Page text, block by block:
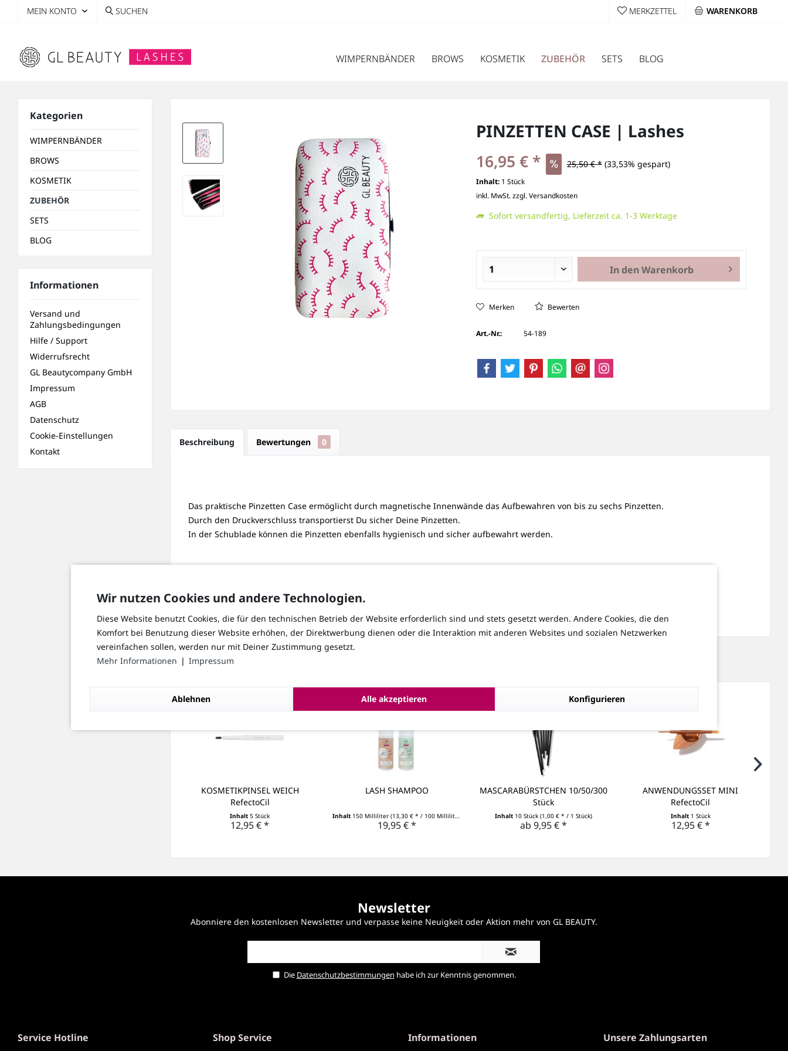
Wir nutzen Cookies und andere Technologien.
Diese Website benutzt Cookies, die für den technischen Betrieb der Website erforderlich sind und stets gesetzt werden. Andere Cookies, die den
Komfort bei Benutzung dieser Website erhöhen, der Direktwerbung dienen oder die Interaktion mit anderen Websites und sozialen Netzwerken
vereinfachen sollen, werden nur mit Deiner Zustimmung gesetzt.
Mehr Informationen ❘ Impressum
Ablehnen Alle akzeptieren Konfigurieren
WARENKORB
MERKZETTEL
MEIN KONTO SUCHEN
WIMPERNBÄNDER BROWS KOSMETIK ZUBEHÖR SETS BLOG
Kategorien
WIMPERNBÄNDER
BROWS
KOSMETIK
ZUBEHÖR
SETS
BLOG
Informationen
Versand und
Zahlungsbedingungen
Hilfe / Support
Widerrufsrecht
GL Beautycompany GmbH
Impressum
AGB
Datenschutz
Cookie-Einstellungen
Kontakt
PINZETTEN CASE | Lashes
16,95 € * 25,50 € * (33,53% gespart)
Inhalt: 1 Stück
inkl. MwSt.zzgl. Versandkosten
Sofort versandfertig, Lieferzeit ca. 1-3 Werktage
In denWarenkorb
Merken Bewerten
Art.-Nr.: 54-189
Beschreibung Bewertungen 0
Das praktische Pinzetten Case ermöglicht durch magnetische Innenwände das Aufbewahren von bis zu sechs Pinzetten.
Durch den Druckverschluss transportierst Du sicher Deine Pinzetten.
In der Schublade können die Pinzetten ebenfalls hygienisch und sicher aufbewahrt werden.
Farbe: weiß / pink
Kunden kauften auch
KOSMETIKPINSEL WEICH
RefectoCil
Inhalt5 Stück
12,95 € *
LASH SHAMPOO
Inhalt 150 Milliliter (13,30 € * / 100 Milliliter)
19,95 € *
MASCARABÜRSTCHEN 10/50/300
Stück
Inhalt 10 Stück(1,00 € * / 1 Stück)
ab 9,95 € *
ANWENDUNGSSET MINI
RefectoCil
Inhalt 1 Stück
12,95 € *
Newsletter
Abonniere den kostenlosen Newsletter und verpasse keine Neuigkeit oder Aktion mehr von GL BEAUTY.
Die Datenschutzbestimmungen habe ich zur Kenntnis genommen.
Service Hotline Shop Service Informationen Unsere Zahlungsarten